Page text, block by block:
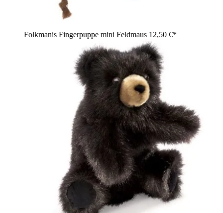
Folkmanis Fingerpuppe mini Feldmaus 12,50 €*